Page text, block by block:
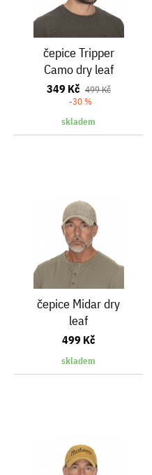
čepice Tripper
Camo dry leaf
349 Kč 499 Kč
-30 %
skladem
čepice Midar dry
leaf
499 Kč
skladem